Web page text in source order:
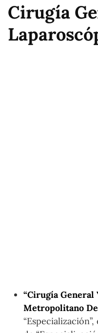
Cirugía
“Cirugía
Metropolitano